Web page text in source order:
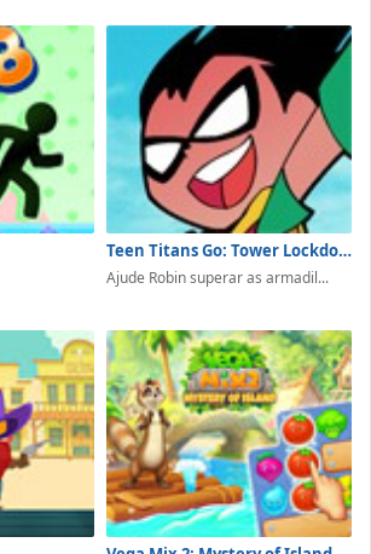
Teen Titans Go: Tower Lockdown
Ajude Robin superar as armadil...